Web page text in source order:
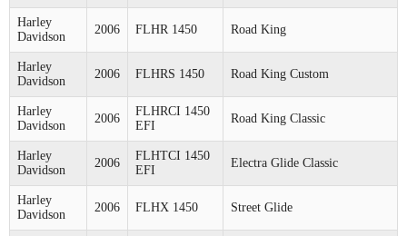
Harley
Davidson
2006 FLHR 1450 Road King
Harley
Davidson
2006 FLHRS 1450 Road King Custom
Harley
Davidson
2006
FLHRCI 1450
EFI
Road King Classic
Harley
Davidson
2006
FLHTCI 1450
EFI
Electra Glide Classic
Harley
Davidson
2006 FLHX 1450 Street Glide